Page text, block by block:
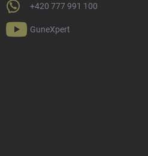
+420 777 991 100
GuneXpert